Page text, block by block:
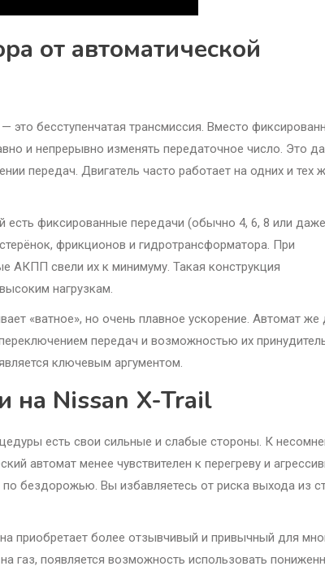
от автоматической
это бесступенчатая трансмиссия. Вместо
и непрерывно изменять передаточное число. Это
передач. Двигатель часто работает на одних и тех
фиксированные передачи (обычно 4, 6, 8 или даже
фрикционов и гидротрансформатора. При
АКПП свели их к минимуму. Такая конструкция
нагрузкам.
«ватное», но очень плавное ускорение. Автомат же
передач и возможностью их
ключевым аргументом.
на Nissan X-Trail
есть свои сильные и слабые стороны. К
автомат менее чувствителен к перегреву и
бездорожью. Вы избавляетесь от риска выхода из
приобретает более отзывчивый и привычный для
газ, появляется возможность использовать